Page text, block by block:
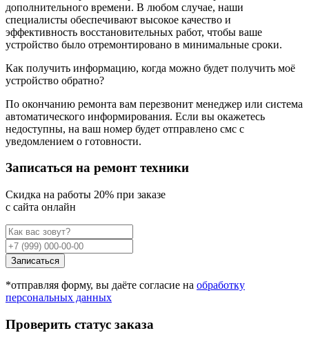
дополнительного времени. В любом случае, наши
специалисты обеспечивают высокое качество и
эффективность восстановительных работ, чтобы ваше
устройство было отремонтировано в минимальные сроки.
Как получить информацию, когда можно будет получить моё
устройство обратно?
По окончанию ремонта вам перезвонит менеджер или система
автоматического информирования. Если вы окажетесь
недоступны, на ваш номер будет отправлено смс с
уведомлением о готовности.
Записаться на ремонт техники
Cкидка на работы 20% при заказе
с сайта онлайн
Записаться
*отправляя форму, вы даёте согласие на обработку
персональных данных
Проверить статус заказа